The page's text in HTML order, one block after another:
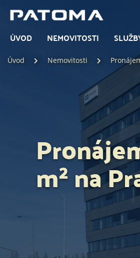
ÚVOD NEMOVITOSTI
Úvod Nemovitosti
m² na